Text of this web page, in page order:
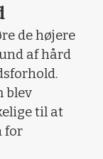
de højere
af hård
blev
til at
for